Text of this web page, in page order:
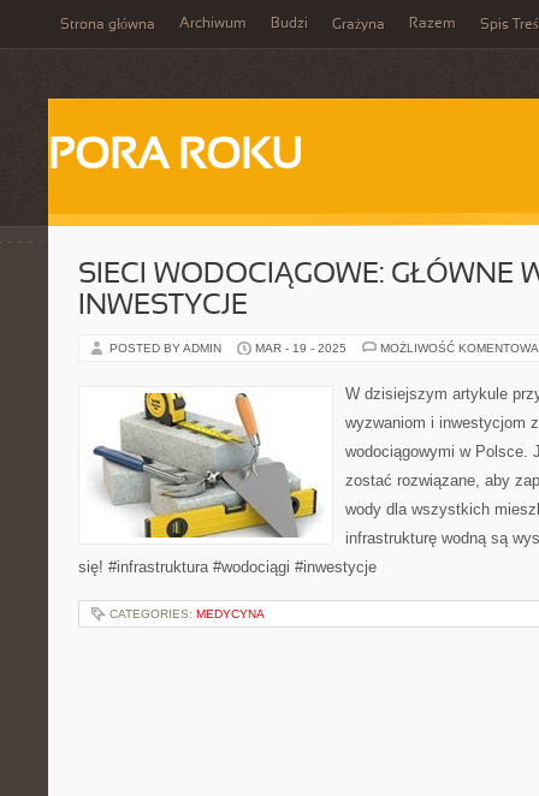
Strona główna Archiwum Budzi Grażyna Razem Spis
PORA ROKU
SIECI WODOCIĄGOWE: GŁÓWNE
INWESTYCJE
POSTED BY ADMIN MAR - 19 - 2025 MOŻLIWOŚĆ
W dzisiejszym artykule
wyzwaniom i inwestycjom
wodociągowymi w Polsce.
zostać rozwiązane, aby
wody dla wszystkich
infrastrukturę wodną są
się! #infrastruktura #wodociągi #inwestycje
CATEGORIES: MEDYCYNA